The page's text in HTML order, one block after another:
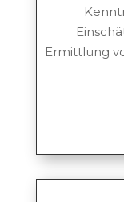
Ermittlung